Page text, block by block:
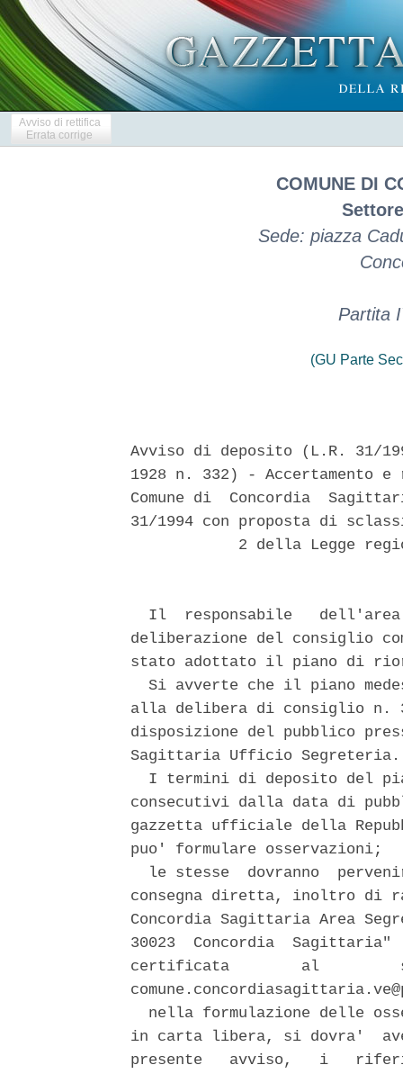
Avviso di rettifica
Errata corrige
COMUNE DI
Sede: piazza
Partita
(GU Parte
Avviso di deposito (L.R. 31/
1928 n. 332) -
Comune di  Concordia
31/1994 con proposta di
2 della Legge
Il  responsabile
deliberazione del consiglio
stato adottato il piano di
Si avverte che il piano
alla delibera di consiglio n.
disposizione del pubblico
Sagittaria Ufficio
I termini di deposito del
consecutivi dalla data di
gazzetta ufficiale della
puo' formulare osservazioni;
le stesse  dovranno
consegna diretta, inoltro di
Concordia Sagittaria Area
30023  Concordia
certificata        al
nella formulazione delle
in carta libera, si dovra'
presente   avviso,   i